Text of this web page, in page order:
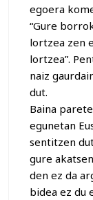
egoera
“Gure
lortzea zen
lortzea”.
naiz
dut.
Baina
egunetan
sentitzen
gure
den ez da
bidea ez du